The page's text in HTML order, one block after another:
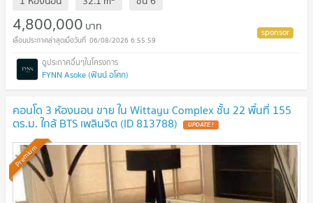
4,800,000 บาท
06/08/2026 6:55:59
FYNN Asoke (ฟินน์ อโศก)
คอนโด 3 ห้องนอน ขาย ใน Wittayu Complex ชั้น 22 พื้นที่ 155
ตร.ม. ใกล้ BTS เพลินจิต (ID 813788) UPDATE !
Premium